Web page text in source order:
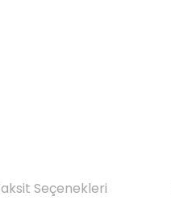
Seçenekleri